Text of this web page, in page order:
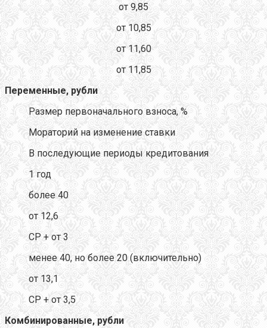
от 9,85
от 10,85
от 11,60
от 11,85
Переменные, рубли
Размер первоначального взноса, %
Мораторий на изменение ставки
В последующие периоды кредитования
1 год
более 40
от 12,6
CР + от 3
менее 40, но более 20 (включительно)
от 13,1
CР + от 3,5
Комбинированные, рубли